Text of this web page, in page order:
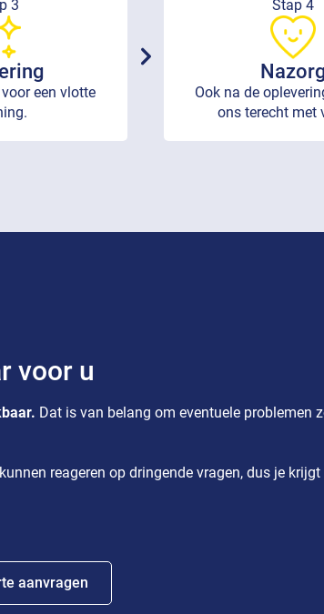
3
een vlotte
Stap 4
Ook na de
ons terecht met
voor u
Dat is van belang om eventuele problemen
reageren op dringende vragen, dus je
aanvragen